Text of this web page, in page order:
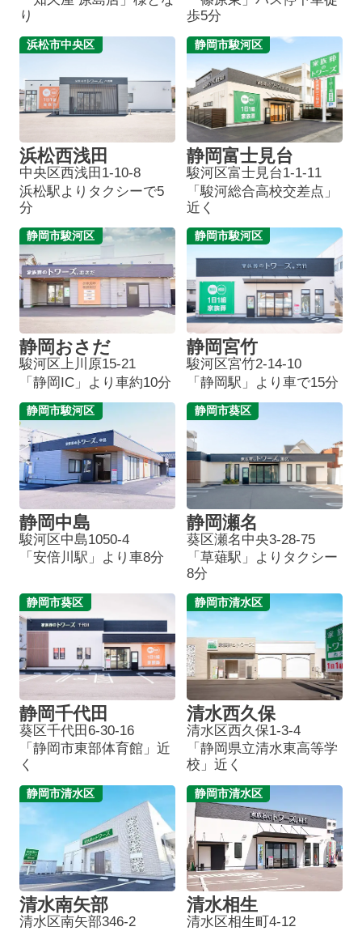
り
歩5分
浜松市中央区
浜松西浅田
中央区西浅田1-10-8
浜松駅よりタクシーで5
分
静岡市駿河区
静岡富士見台
駿河区富士見台1-1-11
「駿河総合高校交差点」
近く
静岡市駿河区
静岡おさだ
駿河区上川原15-21
「静岡IC」より車約10分
静岡市駿河区
静岡宮竹
駿河区宮竹2-14-10
「静岡駅」より車で15分
静岡市駿河区
静岡中島
駿河区中島1050-4
「安倍川駅」より車8分
静岡市葵区
静岡瀬名
葵区瀬名中央3-28-75
「草薙駅」よりタクシー
8分
静岡市葵区
静岡千代田
葵区千代田6-30-16
「静岡市東部体育館」近
く
静岡市清水区
清水西久保
清水区西久保1-3-4
「静岡県立清水東高等学
校」近く
静岡市清水区
清水南矢部
清水区南矢部346-2
静岡市清水区
清水相生
清水区相生町4-12